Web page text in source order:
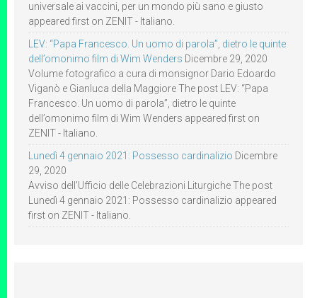
universale ai vaccini, per un mondo più sano e giusto
appeared first on ZENIT - Italiano.
LEV: “Papa Francesco. Un uomo di parola”, dietro le quinte
dell’omonimo film di Wim Wenders Dicembre 29, 2020
Volume fotografico a cura di monsignor Dario Edoardo
Viganò e Gianluca della Maggiore The post LEV: “Papa
Francesco. Un uomo di parola”, dietro le quinte
dell’omonimo film di Wim Wenders appeared first on
ZENIT - Italiano.
Lunedì 4 gennaio 2021: Possesso cardinalizio Dicembre
29, 2020
Avviso dell’Ufficio delle Celebrazioni Liturgiche The post
Lunedì 4 gennaio 2021: Possesso cardinalizio appeared
first on ZENIT - Italiano.